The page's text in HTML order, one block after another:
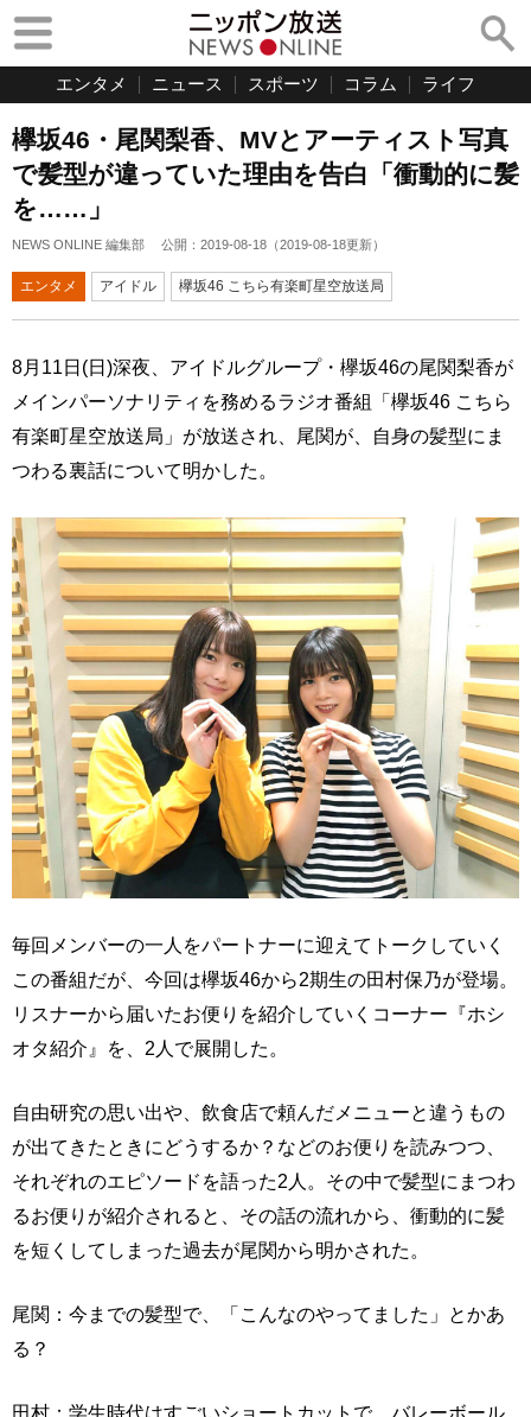
エンタメ ニュース スポーツ コラム ライフ
欅坂46・尾関梨香、MVとアーティスト写真
で髪型が違っていた理由を告白「衝動的に髪
を……」
NEWS ONLINE 編集部 公開： 2019-08-18 （2019-08-18更新）
エンタメ アイドル 欅坂46 こちら有楽町星空放送局
8月11日(日)深夜、アイドルグループ・欅坂46の尾関梨香が
メインパーソナリティを務めるラジオ番組「欅坂46 こちら
有楽町星空放送局」が放送され、尾関が、自身の髪型にま
つわる裏話について明かした。
毎回メンバーの一人をパートナーに迎えてトークしていく
この番組だが、今回は欅坂46から2期生の田村保乃が登場。
リスナーから届いたお便りを紹介していくコーナー『ホシ
オタ紹介』を、2人で展開した。
自由研究の思い出や、飲食店で頼んだメニューと違うもの
が出てきたときにどうするか？などのお便りを読みつつ、
それぞれのエピソードを語った2人。その中で髪型にまつわ
るお便りが紹介されると、その話の流れから、衝動的に髪
を短くしてしまった過去が尾関から明かされた。
尾関：今までの髪型で、「こんなのやってました」とかあ
る？
田村：学生時代はすごいショートカットで。バレーボール